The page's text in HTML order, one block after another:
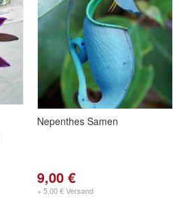
Nepenthes Samen
9,00 €
+ 5,00 € Versand